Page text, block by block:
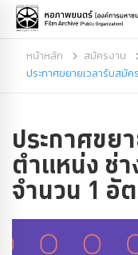
หน้าหลัก
สมัครงาน
ประกาศขยายเวลารับสมั
ประกาศขย
ตำแหน่ง ช่
จำนวน 1 อั